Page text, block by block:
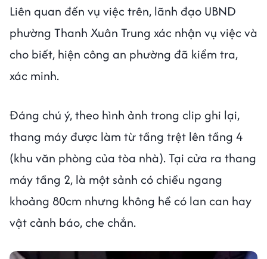
Liên quan đến vụ việc trên, lãnh đạo UBND
phường Thanh Xuân Trung xác nhận vụ việc và
cho biết, hiện công an phường đã kiểm tra,
xác minh.
Đáng chú ý, theo hình ảnh trong clip ghi lại,
thang máy được làm từ tầng trệt lên tầng 4
(khu văn phòng của tòa nhà). Tại cửa ra thang
máy tầng 2, là một sảnh có chiều ngang
khoảng 80cm nhưng không hề có lan can hay
vật cảnh báo, che chắn.